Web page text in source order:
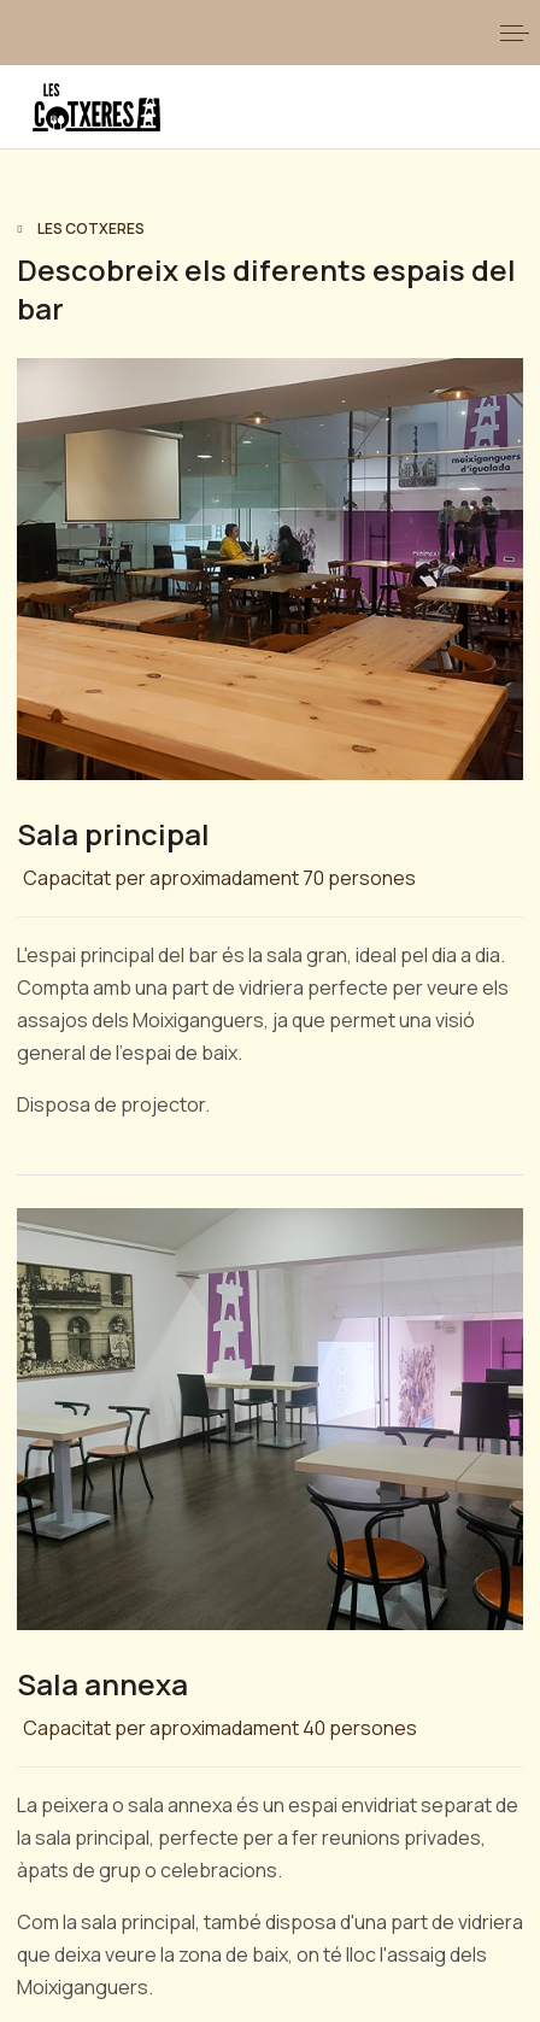
LES COTXERES
Descobreix els diferents espais del
bar
Sala principal
Capacitat per aproximadament 70 persones
L'espai principal del bar és la sala gran, ideal pel dia a dia.
Compta amb una part de vidriera perfecte per veure els
assajos dels Moixiganguers, ja que permet una visió
general de l'espai de baix.
Disposa de projector.
Sala annexa
Capacitat per aproximadament 40 persones
La peixera o sala annexa és un espai envidriat separat de
la sala principal, perfecte per a fer reunions privades,
àpats de grup o celebracions.
Com la sala principal, també disposa d'una part de vidriera
que deixa veure la zona de baix, on té lloc l'assaig dels
Moixiganguers.